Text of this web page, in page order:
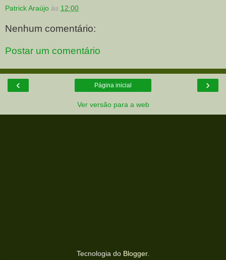
Patrick Araújo às 12:00
Nenhum comentário:
Postar um comentário
‹ ›
Página inicial
Ver versão para a web
Tecnologia do Blogger.